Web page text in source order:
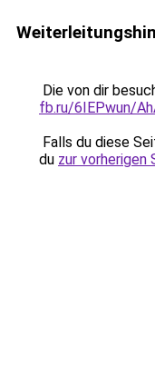
Die von dir
fb.ru/6IEPwun/
Falls du diese
du zur vorherigen